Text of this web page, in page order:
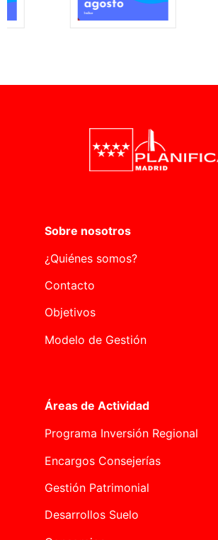
Sobre nosotros
¿Quiénes somos?
Contacto
Objetivos
Modelo de Gestión
Áreas de Actividad
Programa Inversión Regional
Encargos Consejerías
Gestión Patrimonial
Desarrollos Suelo